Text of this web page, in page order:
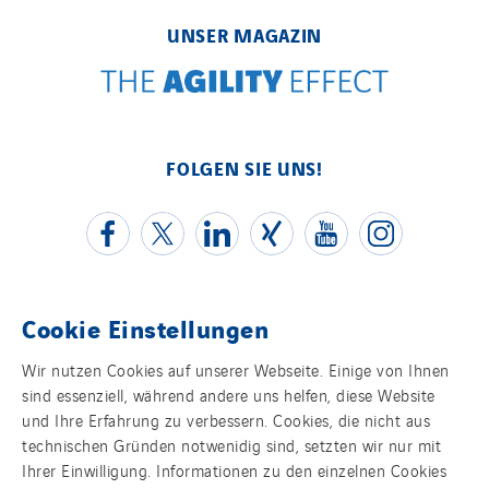
UNSER MAGAZIN
FOLGEN SIE UNS!
Kontakt
Impressum
Datenschutz
Tunzini Toulouse
Tunzini Troyes
Valentin
Valette
Austria
Belgium
Brasil
Cookie Einstellungen
Wir nutzen Cookies auf unserer Webseite. Einige von Ihnen
sind essenziell, während andere uns helfen, diese Website
und Ihre Erfahrung zu verbessern. Cookies, die nicht aus
technischen Gründen notwenidig sind, setzten wir nur mit
Ihrer Einwilligung. Informationen zu den einzelnen Cookies